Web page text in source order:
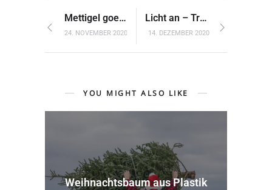
Mettigel goes Xmas
24. NOVEMBER 2020
Licht an – Trübsal aus
14. DEZEMBER 2020
YOU MIGHT ALSO LIKE
Weihnachtsbaum aus Plastik